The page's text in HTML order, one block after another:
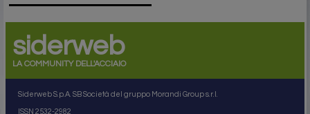
siderweb
LA COMMUNITY DELL'ACCIAIO
Siderweb S.p.A. SB Società del gruppo Morandi Group s.r.l.
ISSN 2532-2982